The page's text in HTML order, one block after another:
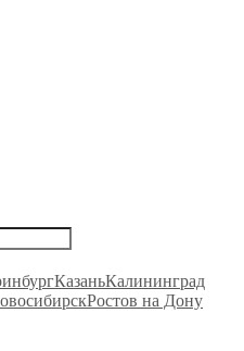
КазаньКалининград
Ростов на Дону